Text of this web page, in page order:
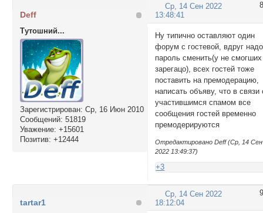
8
Ср, 14 Сен 2022
13:48:41
Deff
Тутошний...
Зарегистрирован: Ср, 16 Июн 2010
Сообщений: 51819
Уважение: +15601
Позитив: +12444
Ну типично оставляют один
форум с гостевой, вдруг надо
пароль сменить(у не смогших
зарегацо), всех гостей тоже
поставить на премодерацию,
написать объяву, что в связи
участившимся спамом все
сообщения гостей временно
премодерируются
Отредактировано Deff (Ср, 14 Сен
2022 13:49:37)
+3
9
Ср, 14 Сен 2022
18:12:04
tartar1